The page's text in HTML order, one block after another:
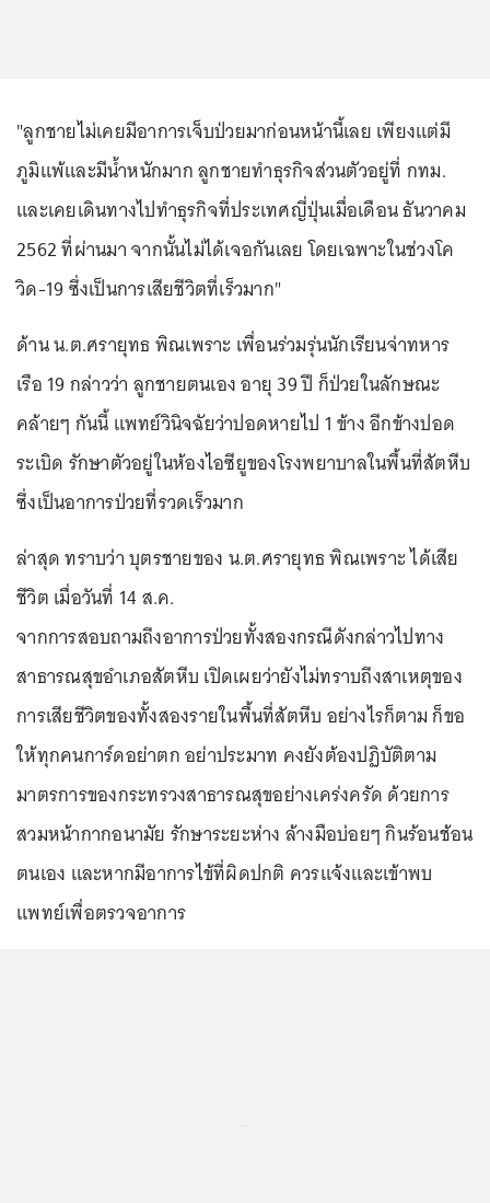
"ลูกชายไม่เคยมีอาการเจ็บป่วยมาก่อนหน้านี้เลย เพียงแต่มี
ภูมิแพ้และมีน้ำหนักมาก ลูกชายทำธุรกิจส่วนตัวอยู่ที่ กทม.
และเคยเดินทางไปทำธุรกิจที่ประเทศญี่ปุ่นเมื่อเดือน ธันวาคม
2562 ที่ผ่านมา จากนั้นไม่ได้เจอกันเลย โดยเฉพาะในช่วงโค
วิด-19 ซึ่งเป็นการเสียชีวิตที่เร็วมาก"
ด้าน น.ต.ศรายุทธ พิณเพราะ เพื่อนร่วมรุ่นนักเรียนจ่าทหาร
เรือ 19 กล่าวว่า ลูกชายตนเอง อายุ 39 ปี ก็ป่วยในลักษณะ
คล้ายๆ กันนี้ แพทย์วินิจฉัยว่าปอดหายไป 1 ข้าง อีกข้างปอด
ระเบิด รักษาตัวอยู่ในห้องไอซียูของโรงพยาบาลในพื้นที่สัตหีบ
ซึ่งเป็นอาการป่วยที่รวดเร็วมาก
ล่าสุด ทราบว่า บุตรชายของ น.ต.ศรายุทธ พิณเพราะ ได้เสีย
ชีวิต เมื่อวันที่ 14 ส.ค.
จากการสอบถามถึงอาการป่วยทั้งสองกรณีดังกล่าวไปทาง
สาธารณสุขอำเภอสัตหีบ เปิดเผยว่ายังไม่ทราบถึงสาเหตุของ
การเสียชีวิตของทั้งสองรายในพื้นที่สัตหีบ อย่างไรก็ตาม ก็ขอ
ให้ทุกคนการ์ดอย่าตก อย่าประมาท คงยังต้องปฏิบัติตาม
มาตรการของกระทรวงสาธารณสุขอย่างเคร่งครัด ด้วยการ
สวมหน้ากากอนามัย รักษาระยะห่าง ล้างมือบ่อยๆ กินร้อนช้อน
ตนเอง และหากมีอาการไข้ที่ผิดปกติ ควรแจ้งและเข้าพบ
แพทย์เพื่อตรวจอาการ